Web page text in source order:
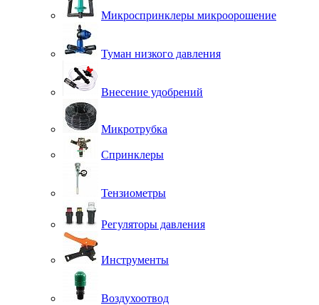
Микроспринклеры микроорошение
Туман низкого давления
Внесение удобрений
Микротрубка
Спринклеры
Тензиометры
Регуляторы давления
Инструменты
Воздухоотвод